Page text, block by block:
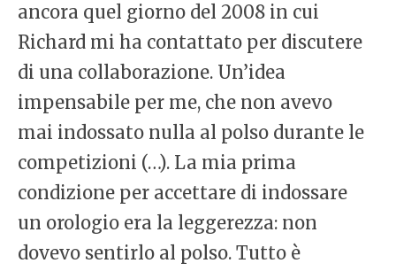
ancora quel giorno del 2008 in cui
Richard mi ha contattato per discutere
di una collaborazione. Un’idea
impensabile per me, che non avevo
mai indossato nulla al polso durante le
competizioni (…). La mia prima
condizione per accettare di indossare
un orologio era la leggerezza: non
dovevo sentirlo al polso. Tutto è